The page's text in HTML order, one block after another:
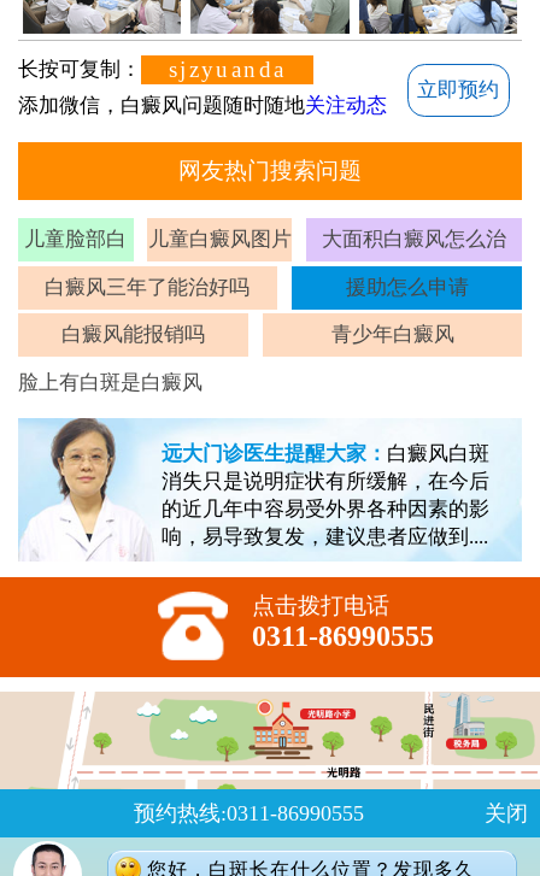
长按可复制： sjzyuanda
添加微信，白癜风问题随时随地关注动态
立即预约
网友热门搜索问题
儿童脸部白
斑
儿童白癜风图片 大面积白癜风怎么治
白癜风三年了能治好吗 援助怎么申请
白癜风能报销吗 青少年白癜风
脸上有白斑是白癜风
远大门诊医生提醒大家： 白癜风白斑
消失只是说明症状有所缓解，在今后
的近几年中容易受外界各种因素的影
响，易导致复发，建议患者应做到....
点击拨打电话
0311-86990555
预约热线:0311-86990555 关闭
您好，白斑长在什么位置？发现多久